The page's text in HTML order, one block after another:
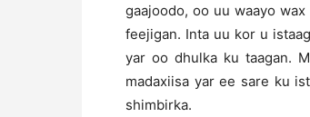
gaajoodo, oo uu waayo
feejigan. Inta uu kor u
yar oo dhulka ku taagan.
madaxiisa yar ee sare ku
shimbirka.